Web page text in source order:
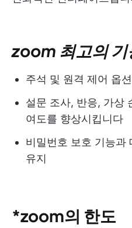
zoom 최고의 기
주석 및 원격 제어 옵
설문 조사, 반응, 가상
여도를 향상시킵니다
비밀번호 보호 기능과
유지
*zoom의 한도